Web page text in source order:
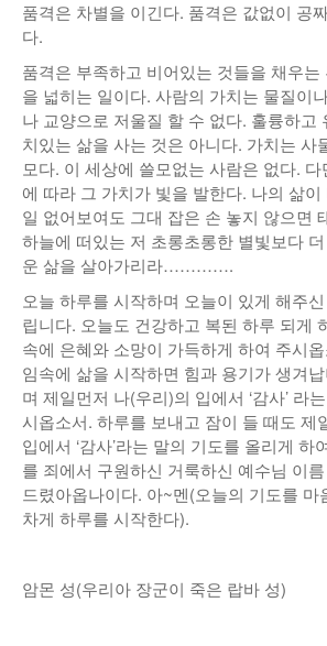
품격은 차별을 이긴다. 품격은 값없이 공
다.
품격은 부족하고 비어있는 것들을 채우
을 넓히는 일이다. 사람의 가치는 물질이
나 교양으로 저울질 할 수 없다. 훌륭하고
치있는 삶을 사는 것은 아니다. 가치는 사
모다. 이 세상에 쓸모없는 사람은 없다.
에 따라 그 가치가 빛을 발한다. 나의 삶
일 없어보여도 그대 잡은 손 놓지 않으면
하늘에 떠있는 저 초롱초롱한 별빛보다
운 삶을 살아가리라………….
오늘 하루를 시작하며 오늘이 있게 해주
립니다. 오늘도 건강하고 복된 하루 되게
속에 은혜와 소망이 가득하게 하여 주시
임속에 삶을 시작하면 힘과 용기가 생겨
며 제일먼저 나(우리)의 입에서 ‘감사’ 라
시옵소서. 하루를 보내고 잠이 들 때도 제
입에서 ‘감사’라는 말의 기도를 올리게 하
를 죄에서 구원하신 거룩하신 예수님 이
드렸아옵나이다. 아~멘(오늘의 기도를 마
차게 하루를 시작한다).
암몬 성(우리아 장군이 죽은 랍바 성)